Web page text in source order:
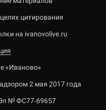
цитирования
на ivanovolive.ru
«Иваново»
2 мая 2017 года
№ ФС77-69657